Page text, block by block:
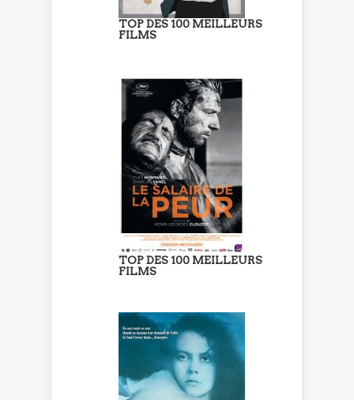
TOP DES 100 MEILLEURS
FILMS
TOP DES 100 MEILLEURS
FILMS